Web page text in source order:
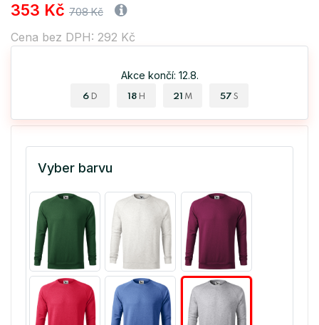
353 Kč 708 Kč
Cena bez DPH: 292 Kč
Akce končí: 12.8.
6 D 18 H 21 M 57 S
Vyber barvu